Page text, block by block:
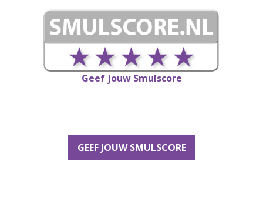
Geef jouw Smulscore
GEEF JOUW SMULSCORE